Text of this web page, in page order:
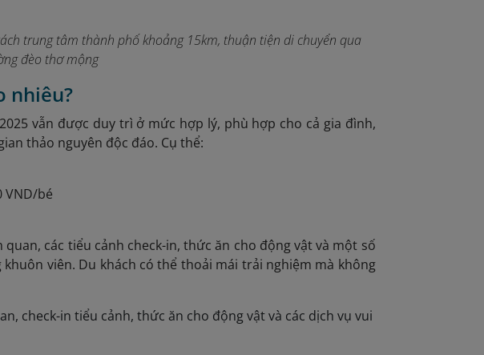
trung tâm thành phố khoảng 15km, thuận tiện di chuyển qua
đèo thơ mộng
nhiêu?
vẫn được duy trì ở mức hợp lý, phù hợp cho cả gia đình,
thảo nguyên độc đáo. Cụ thể:
VND/bé
các tiểu cảnh check-in, thức ăn cho động vật và một số
viên. Du khách có thể thoải mái trải nghiệm mà không